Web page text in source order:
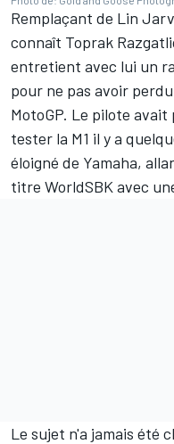
Remplaçant de Lin
connaît Toprak
entretient avec lui un
pour ne pas avoir
MotoGP. Le pilote
tester la M1 il y a
éloigné de Yamaha,
titre WorldSBK avec
Le sujet n'a jamais été